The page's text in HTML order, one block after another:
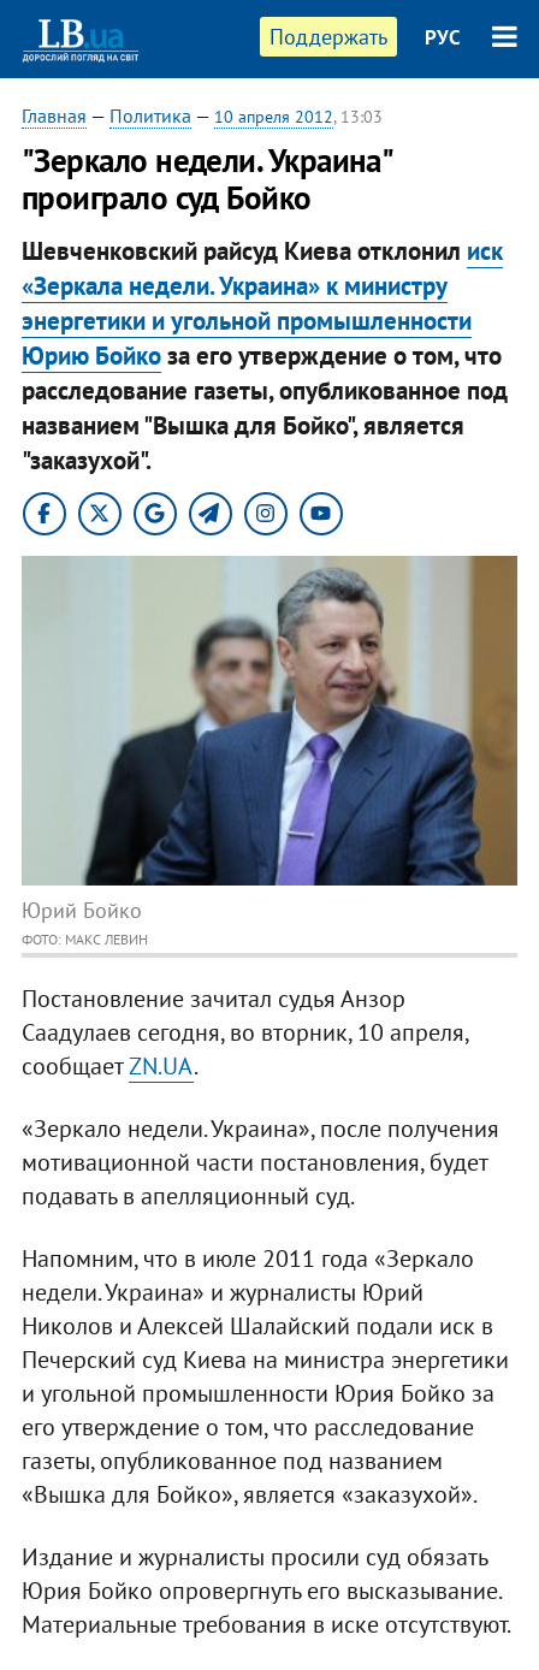
Поддержать РУС
Главная — Политика — 10 апреля 2012, 13:03
"Зеркало недели. Украина"
проиграло суд Бойко
Шевченковский райсуд Киева отклонил иск
«Зеркала недели. Украина» к министру
энергетики и угольной промышленности
Юрию Бойкоза его утверждение о том, что
расследование газеты, опубликованное под
названием "Вышка для Бойко", является
"заказухой".
Юрий Бойко
ФОТО: МАКС ЛЕВИН
Постановление зачитал судья Анзор
Саадулаев сегодня, во вторник, 10 апреля,
сообщаетZN.UA.
«Зеркало недели. Украина», после получения
мотивационной части постановления, будет
подавать в апелляционный суд.
Напомним, что в июле 2011 года «Зеркало
недели. Украина» и журналисты Юрий
Николов и Алексей Шалайский подали иск в
Печерский суд Киева на министра энергетики
и угольной промышленности Юрия Бойко за
его утверждение о том, что расследование
газеты, опубликованное под названием
«Вышка для Бойко», является «заказухой».
Издание и журналисты просили суд обязать
Юрия Бойко опровергнуть его высказывание.
Материальные требования в иске отсутствуют.